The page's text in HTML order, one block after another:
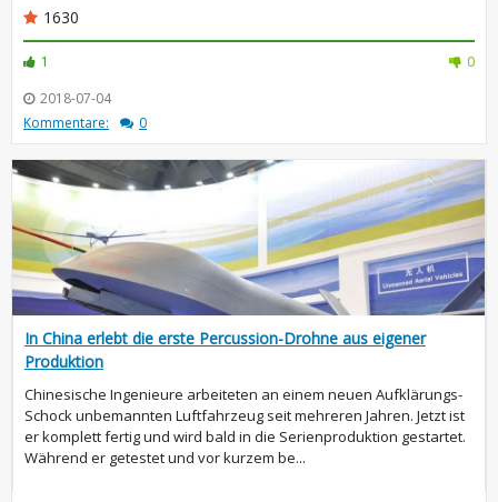
1630
1
0
2018-07-04
Kommentare:
0
In China erlebt die erste Percussion-Drohne aus eigener
Produktion
Chinesische Ingenieure arbeiteten an einem neuen Aufklärungs-
Schock unbemannten Luftfahrzeug seit mehreren Jahren. Jetzt ist
er komplett fertig und wird bald in die Serienproduktion gestartet.
Während er getestet und vor kurzem be...